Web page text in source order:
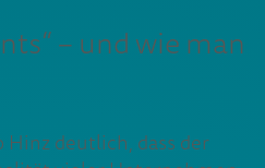
– und wie man
Hinz deutlich, dass der